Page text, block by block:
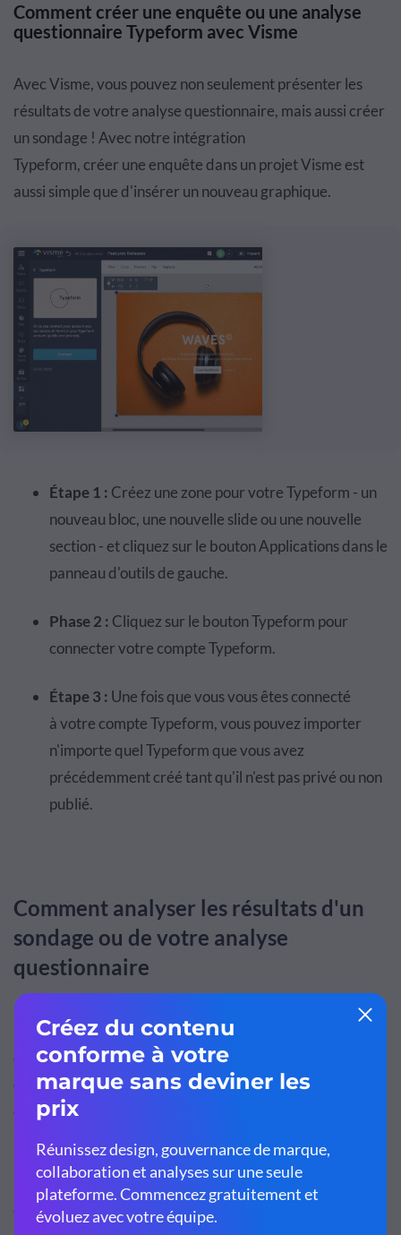
Comment créer une enquête ou une analyse
questionnaire Typeform avec Visme
AvecVisme, vous pouvez non seulement présenter les
résultats de votre analyse questionnaire, mais aussi créer
un sondage ! Avec notre intégration
Typeform, créer une enquête dans un projetVisme est
aussi simple que d'insérer un nouveau graphique.
Étape 1 : Créez une zone pour votreTypeform - un
nouveau bloc, une nouvelle slide ou une nouvelle
section - et cliquez sur le bouton Applications dans le
panneau d'outils de gauche.
Phase 2 : Cliquez sur le boutonTypeform pour
connecter votre compteTypeform.
Étape 3 : Une fois que vous vousêtesconnecté
àvotre compteTypeform, vous pouvez importer
n'importe quelTypeform que vous avez
précédemmentcréétant qu'il n'est pas privé ou non
publié.
Comment analyser les résultats d'un
sondage ou de votre analyse
questionnaire
Lorsque vous pr ésentez les résultats des donn
d'enquête avec des visuels, les tendances et les
conclusions sont plus faciles et plus rapides à
comprendre.
Mais avant de pouvoir le faire, vous devez d'abord
analyser vos r
sultats. Le processus d'analyse d
type d'enquête menée et de la manière